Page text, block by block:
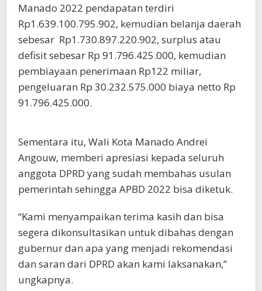
Manado 2022 pendapatan terdiri
Rp1.639.100.795.902, kemudian belanja daerah
sebesar Rp1.730.897.220.902, surplus atau
defisit sebesar Rp 91.796.425.000, kemudian
pembiayaan penerimaan Rp122 miliar,
pengeluaran Rp 30.232.575.000 biaya netto Rp
91.796.425.000.
Sementara itu, Wali Kota Manado Andrei
Angouw, memberi apresiasi kepada seluruh
anggota DPRD yang sudah membahas usulan
pemerintah sehingga APBD 2022 bisa diketuk.
“Kami menyampaikan terima kasih dan bisa
segera dikonsultasikan untuk dibahas dengan
gubernur dan apa yang menjadi rekomendasi
dan saran dari DPRD akan kami laksanakan,”
ungkapnya.